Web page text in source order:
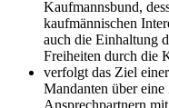
Kaufmannsbund,
kaufmännischen
auch die Einhaltung
Freiheiten durch die
verfolgt das Ziel
Mandanten über
Ansprechpartnern